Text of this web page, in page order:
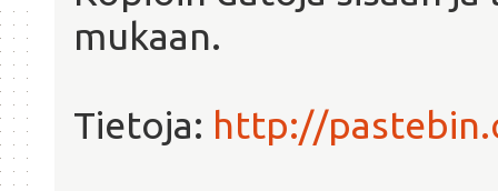
mukaan.
Tietoja: http://